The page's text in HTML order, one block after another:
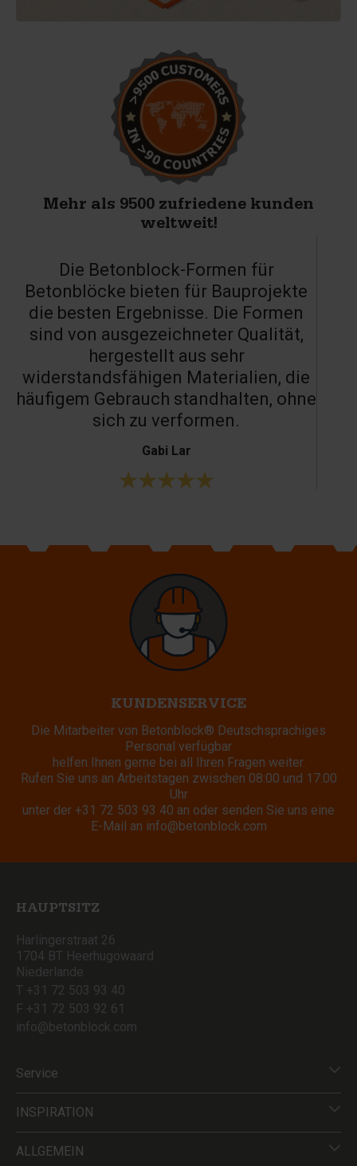
Mehr als 9500 zufriedene kunden
weltweit!
Die Betonblock-Formen für
Betonblöcke bieten für Bauprojekte
die besten Ergebnisse. Die Formen
sind von ausgezeichneter Qualität,
hergestellt aus sehr
widerstandsfähigen Materialien, die
häufigem Gebrauch standhalten, ohne
sich zu verformen.
Gabi Lar
KUNDENSERVICE
Die Mitarbeiter von Betonblock® Deutschsprachiges
Personal verfügbar
helfen Ihnen gerne bei all Ihren Fragen weiter.
Rufen Sie uns an Arbeitstagen zwischen 08:00 und 17:00
Uhr
unter der +31 72 503 93 40 an oder senden Sie uns eine
E-Mail an info@betonblock.com
HAUPTSITZ
Harlingerstraat 26
1704 BT Heerhugowaard
Niederlande
T +31 72 503 93 40
F +31 72 503 92 61
info@betonblock.com
Service
INSPIRATION
ALLGEMEIN